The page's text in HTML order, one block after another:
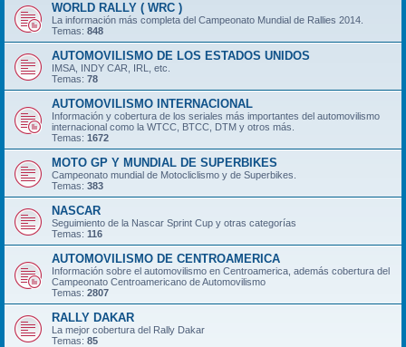
WORLD RALLY ( WRC )
La información más completa del Campeonato Mundial de Rallies 2014.
Temas: 848
AUTOMOVILISMO DE LOS ESTADOS UNIDOS
IMSA, INDY CAR, IRL, etc.
Temas: 78
AUTOMOVILISMO INTERNACIONAL
Información y cobertura de los seriales más importantes del automovilismo
internacional como la WTCC, BTCC, DTM y otros más.
Temas: 1672
MOTO GP Y MUNDIAL DE SUPERBIKES
Campeonato mundial de Motocliclismo y de Superbikes.
Temas: 383
NASCAR
Seguimiento de la Nascar Sprint Cup y otras categorías
Temas: 116
AUTOMOVILISMO DE CENTROAMERICA
Información sobre el automovilismo en Centroamerica, además cobertura del
Campeonato Centroamericano de Automovilismo
Temas: 2807
RALLY DAKAR
La mejor cobertura del Rally Dakar
Temas: 85